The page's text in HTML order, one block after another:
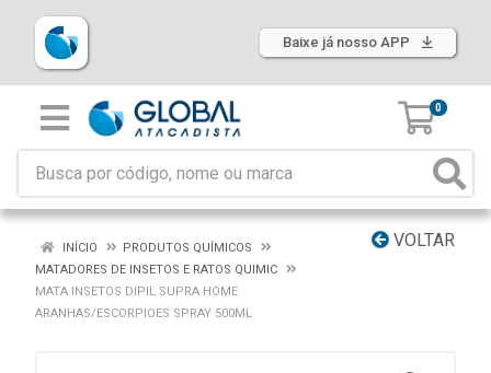
Baixe já nosso APP
0
VOLTAR
INÍCIO
PRODUTOS QUÍMICOS
MATADORES DE INSETOS E RATOS QUIMIC
MATA INSETOS DIPIL SUPRA HOME
ARANHAS/ESCORPIOES SPRAY 500ML